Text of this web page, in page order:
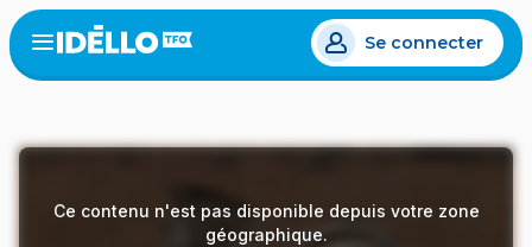
Aller
au
contenu
Open
menu
Se connecter
Ce contenu n'est pas disponible depuis votre zone
géographique.